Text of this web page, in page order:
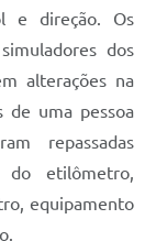
e direção. Os
dos
alterações na
de uma pessoa
repassadas
do etilômetro,
equipamento